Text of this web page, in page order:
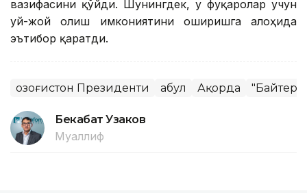
вазифасини қўйди. Шунингдек, у фуқаролар учун
уй-жой олиш имкониятини оширишга алоҳида
эътибор қаратди.
Қозоғистон Президенти Қабул Ақорда
Бекабат Узаков
Муаллиф